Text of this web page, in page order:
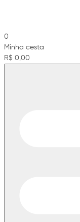
0
Minha cesta
R$ 0,00